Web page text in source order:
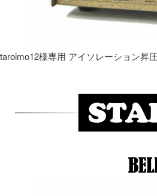
taroimo12様専用 アイソレーション昇